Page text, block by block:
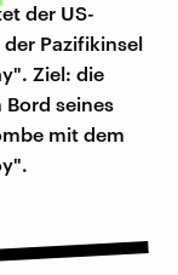
der US-
Pazifikinsel
Ziel: die
seines
mit dem